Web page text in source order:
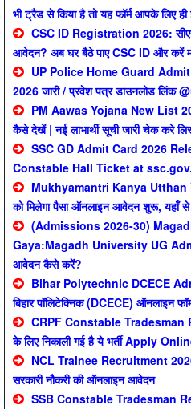
भी ट्रैड से किया है तो यह फॉर्म आपके लिए ही
CSC ID Registration 2026:
आवेदन? अब घर बैठे पाए CSC ID और करें
UP Police Home Guard Admit
2026 जारी / प्रवेश पत्र डाउनलोड लिंक
PM Aawas Yojana New List
कैसे देखें | नई लाभार्थी सूची जारी चेक करे
SSC GD Admit Card 2026
Constable Hall Ticket at
Mukhyamantri Kanya Utthan
को मिलेगा पैसा ऑनलाइन आवेदन शुरू, यहाँ
(Admissions 2026-30)
Gaya:Magadh University UG
आवेदन कैसे करें?
Bihar Polytechnic DCECE
बिहार पॉलिटेक्निक (DCECE) ऑनलाइन
CRPF Constable Tradesman
के लिए निकाली गई है ये भर्ती Apply
NCL Trainee Recruitment
सरकारी नौकरी की ऑनलाइन आवेदन
SSB Constable Tradesman